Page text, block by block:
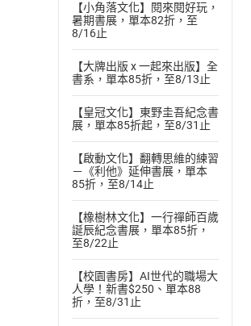
【小角落文化】閱來閱好玩，
暑期書展，單本82折，至
8/16止
【大牌出版 x 一起來出版】全
書系，單本85折，至8/13止
【皇冠文化】東野圭吾紀念書
展，單本85折起，至8/31止
【啟動文化】翻轉思維的練習
－《利他》延伸書展，單本
85折，至8/14止
【橡樹林文化】一行禪師百歲
誕辰紀念書展，單本85折，
至8/22止
【校園書房】AI世代的職場大
人學！新書$250、單本88
折，至8/31止